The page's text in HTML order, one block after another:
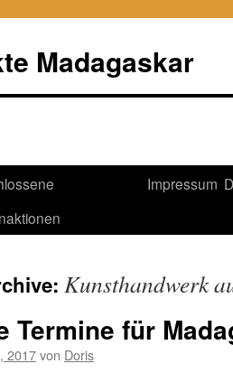
Madagaskar
Impressum
Kunsthandwerk
Termine für
2017von Doris